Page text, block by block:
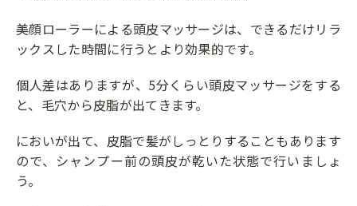
美顔ローラーによる頭皮マッサージは、できるだけリラ
ックスした時間に行うとより効果的です。
個人差はありますが、5分くらい頭皮マッサージをする
と、毛穴から皮脂が出てきます。
においが出て、皮脂で髪がしっとりすることもあります
ので、シャンプー前の頭皮が乾いた状態で行いましょ
う。